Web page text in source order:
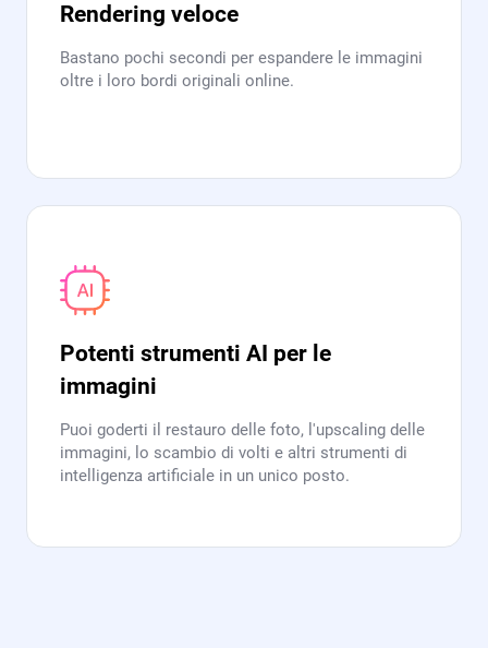
Rendering veloce
Bastano pochi secondi per espandere le immagini
oltre i loro bordi originali online.
Potenti strumenti AI per le
immagini
Puoi goderti il restauro delle foto, l'upscaling delle
immagini, lo scambio di volti e altri strumenti di
intelligenza artificiale in un unico posto.